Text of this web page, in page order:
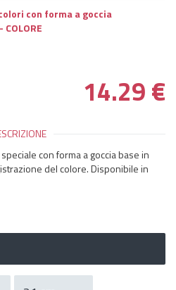
con forma a goccia
14.29€
con forma a goccia base in
del colore. Disponibile in